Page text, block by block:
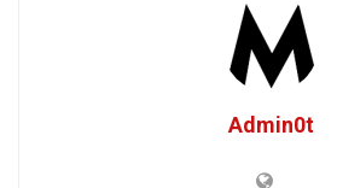
Admin0t